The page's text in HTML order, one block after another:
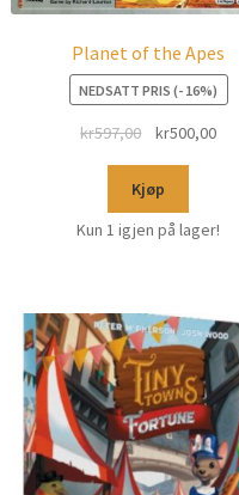
Planet of the Apes
NEDSATT PRIS (- 16%)
kr597,00 kr500,00
Kjøp
Kun 1 igjen på lager!